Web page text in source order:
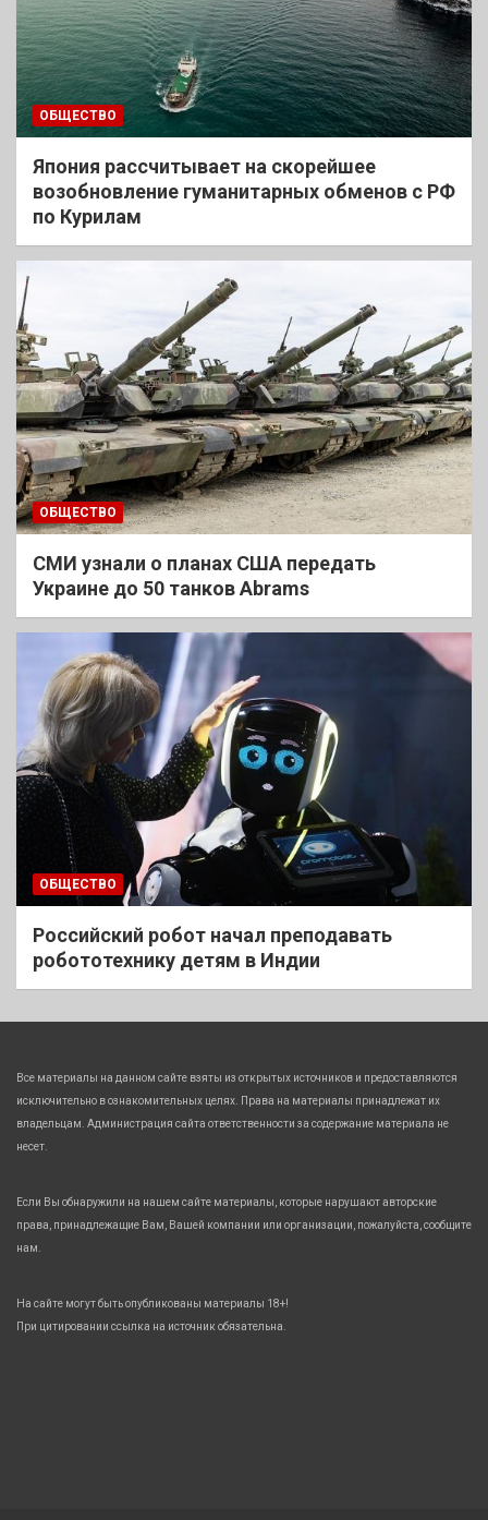
ОБЩЕСТВО
Япония рассчитывает на скорейшее
возобновление гуманитарных обменов с РФ
по Курилам
ОБЩЕСТВО
СМИ узнали о планах США передать
Украине до 50 танков Abrams
ОБЩЕСТВО
Российский робот начал преподавать
робототехнику детям в Индии
Все материалы на данном сайте взяты из открытых источников и предоставляются
исключительно в ознакомительных целях. Права на материалы принадлежат их
владельцам. Администрация сайта ответственности за содержание материала не
несет.
Если Вы обнаружили на нашем сайте материалы, которые нарушают авторские
права, принадлежащие Вам, Вашей компании или организации, пожалуйста, сообщите
нам.
На сайте могут быть опубликованы материалы 18+!
При цитировании ссылка на источник обязательна.